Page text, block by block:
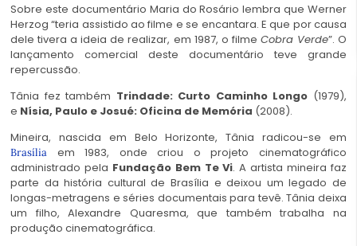
Sobre este documentário Maria do Rosário lembra que Werner
Herzog “teria assistido ao filme e se encantara. E que por causa
dele tivera a ideia de realizar, em 1987, o filme Cobra Verde”. O
lançamento comercial deste documentário teve grande
repercussão.
Tânia fez também Trindade: Curto Caminho Longo (1979),
e Nísia, Paulo e Josué: Oficina de Memória (2008).
Mineira, nascida em Belo Horizonte, Tânia radicou-se em
Brasília em 1983, onde criou o projeto cinematográfico
administrado pela Fundação Bem Te Vi. A artista mineira faz
parte da história cultural de Brasília e deixou um legado de
longas-metragens e séries documentais para tevê. Tânia deixa
um filho, Alexandre Quaresma, que também trabalha na
produção cinematográfica.